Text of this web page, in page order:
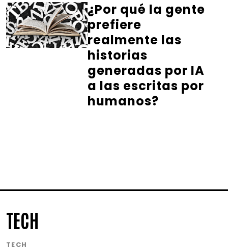
¿Por qué la gente
prefiere
realmente las
historias
generadas por IA
a las escritas por
humanos?
TECH
TECH